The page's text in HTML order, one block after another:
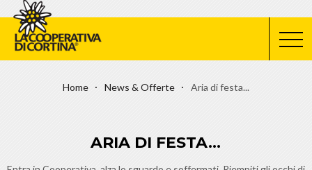
Home News & Offerte Aria di festa...
ARIA DI FESTA...